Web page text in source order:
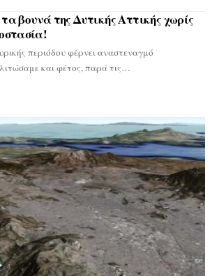
βουνά της Δυτικής Αττικής χωρίς
περιόδου φέρνει αναστεναγμό
και φέτος, παρά τις…